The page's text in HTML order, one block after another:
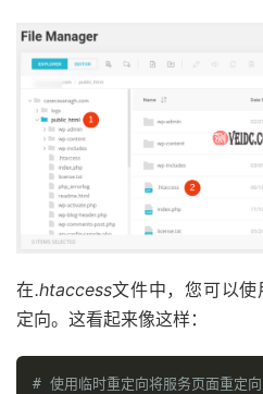
在.htaccess文件中，您可以使
定向。这看起来像这样：
# 使用临时重定向将服务页面重定